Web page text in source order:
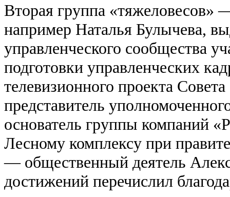
Вторая группа «тяжеловесов»
например Наталья Булычева,
управленческого сообщества
подготовки управленческих
телевизионного проекта
представитель
основатель группы компаний
Лесному комплексу при
— общественный деятель
достижений перечислил